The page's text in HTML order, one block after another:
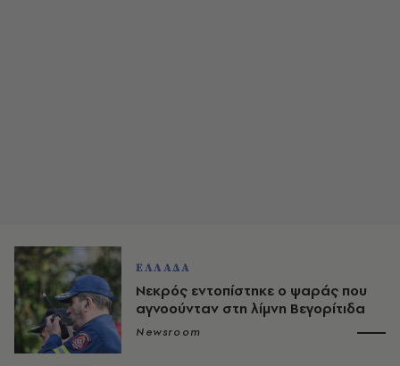
ΕΛΛΑΔΑ
Νεκρός εντοπίστηκε ο ψαράς που
αγνοούνταν στη λίμνη Βεγορίτιδα
Newsroom